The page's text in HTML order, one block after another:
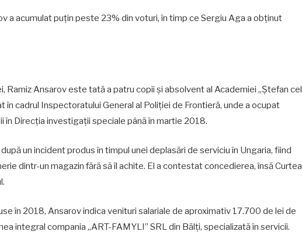
a acumulat puțin peste 23% din voturi, în timp ce Sergiu Aga a obținut
Ramiz Ansarov este tată a patru copii și absolvent al Academiei „Ștefan cel
cadrul Inspectoratului General al Poliției de Frontieră, unde a ocupat
Direcția investigații speciale până în martie 2018.
un incident produs în timpul unei deplasări de serviciu în Ungaria, fiind
dintr-un magazin fără să îl achite. El a contestat concedierea, însă Curtea
în 2018, Ansarov indica venituri salariale de aproximativ 17.700 de lei de
integral compania „ART-FAMYLI” SRL din Bălți, specializată în servicii.